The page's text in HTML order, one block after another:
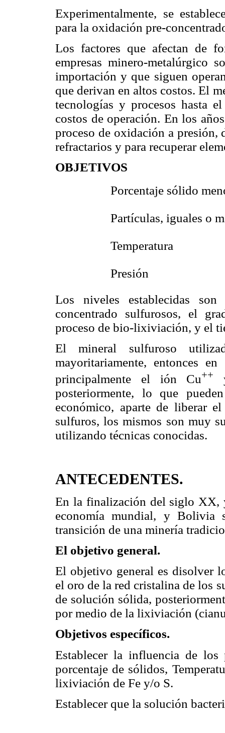
Experimentalmente, se
para la oxidación pre-
Los factores que afectan de
empresas minero-metalúrgico
importación y que siguen
que derivan en altos costos. El
tecnologías y procesos hasta
costos de operación. En los
proceso de oxidación a presión,
refractarios y para recuperar
OBJETIVOS
 Porcentaje sólido
 Partículas, iguales o

 Presión
Los niveles establecidas
concentrado sulfurosos, el
proceso de bio-lixiviación, y el
El mineral sulfuroso
mayoritariamente, entonces
principalmente el ión Cu++
posteriormente, lo que
económico, aparte de liberar
sulfuros, los mismos son muy
utilizando técnicas conocidas.
ANTECEDENTES.
En la finalización del siglo XX,
economía mundial, y Bolivia
transición de una minería
El objetivo general.
El objetivo general es disolver
el oro de la red cristalina de los
de solución sólida,
por medio de la lixiviación
Objetivos específicos.
Establecer la influencia de los
porcentaje de sólidos,
lixiviación de Fe y/o S.
Establecer que la solución